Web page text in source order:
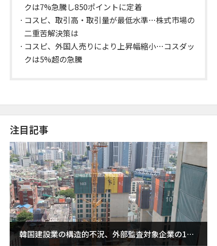
クは7%急騰し850ポイントに定着
コスピ、取引高・取引量が最低水準…株式市場の
二重苦解決策は
コスピ、外国人売りにより上昇幅縮小…コスダッ
クは5%超の急騰
注目記事
韓国建設業の構造的不況、外部監査対象企業の1割